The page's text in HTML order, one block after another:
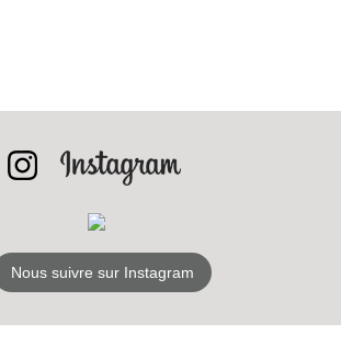
BONS PLANS
INSCRIPTION
NEWSLETTER
S'ABONNER
Nous suivre sur Instagram